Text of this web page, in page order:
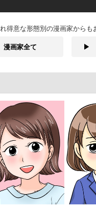
得意な形態別の漫画家からも
漫画家全て ▶